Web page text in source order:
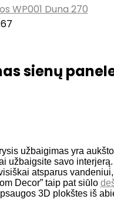
sienų
užbaigimas yra
užbaigsite savo
atsparus
Decor” taip pat siūlo
3D plokštes iš